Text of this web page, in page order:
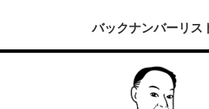
バックナンバーリス